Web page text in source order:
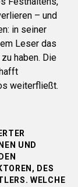
– und
in seiner
Leser das
haben. Die
weiterfließt.
UND
DES
WELCHE